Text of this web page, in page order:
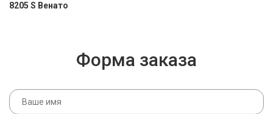
8205 S Венато
Форма заказа